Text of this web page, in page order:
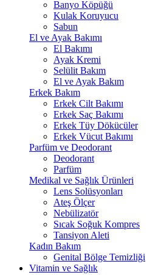
Banyo Köpüğü
Kulak Koruyucu
Sabun
El ve Ayak Bakımı
El Bakımı
Ayak Kremi
Selülit Bakım
El ve Ayak Bakım
Erkek Bakım
Erkek Cilt Bakımı
Erkek Saç Bakımı
Erkek Tüy Dökücüler
Erkek Vücut Bakımı
Parfüm ve Deodorant
Deodorant
Parfüm
Medikal ve Sağlık Ürünleri
Lens Solüsyonları
Ateş Ölçer
Nebülizatör
Sıcak Soğuk Kompres
Tansiyon Aleti
Kadın Bakım
Genital Bölge Temizliği
Vitamin ve Sağlık